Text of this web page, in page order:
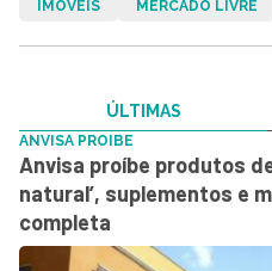
IMÓVEIS
MERCADO LIVRE
ÚLTIMAS
ANVISA PROIBE
Anvisa proíbe produtos
natural’, suplementos e
completa